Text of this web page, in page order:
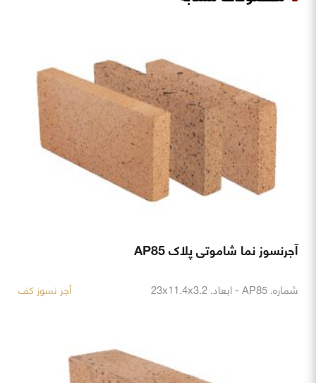
آجرنسوز نما شاموتی پلاک AP85
شماره. AP85 - ابعاد. 23x11.4x3.2 آجر نسوز کف